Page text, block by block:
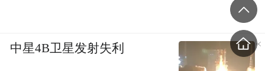
中星4B卫星发射失利